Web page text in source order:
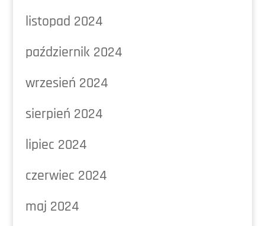
listopad 2024
październik 2024
wrzesień 2024
sierpień 2024
lipiec 2024
czerwiec 2024
maj 2024